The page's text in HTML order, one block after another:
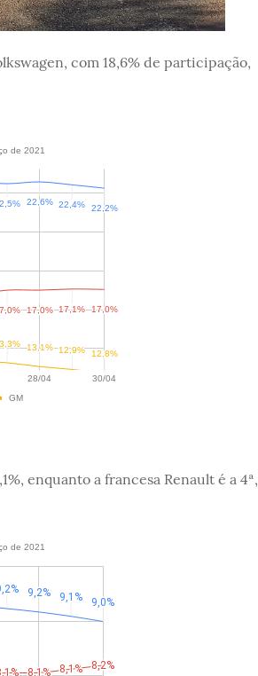
com 18,6% de participação,
enquanto a francesa Renault é a 4ª,